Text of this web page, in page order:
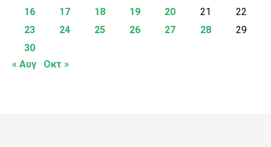
16
17 18 19 20 21
22
23
24 25 26 27 28
29
30
« Αυγ
Οκτ »